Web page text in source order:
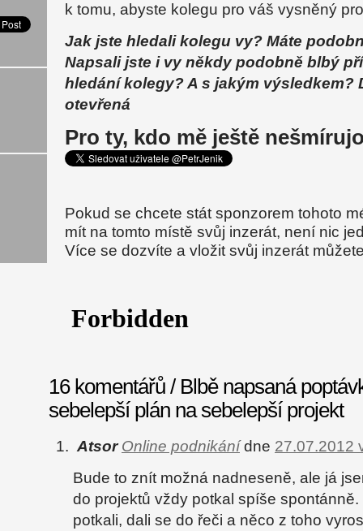
k tomu, abyste kolegu pro váš vysněný
Jak jste hledali kolegu vy? Máte
Napsali jste i vy někdy podobně blbý
hledání kolegy? A s jakým výsledkem?
otevřená
Pro ty, kdo mě ještě
Pokud se chcete stát sponzorem tohoto
mít na tomto místě svůj inzerát, není nic
Více se dozvíte a vložit svůj inzerát
16 komentářů / Blbě napsaná
sebelepší plán na sebelepší projekt
Atsor Online podnikánídne 27.07.2012
Bude to znít možná nadneseně, ale já
do projektů vždy potkal spíše
potkali, dali se do řeči a něco z toho